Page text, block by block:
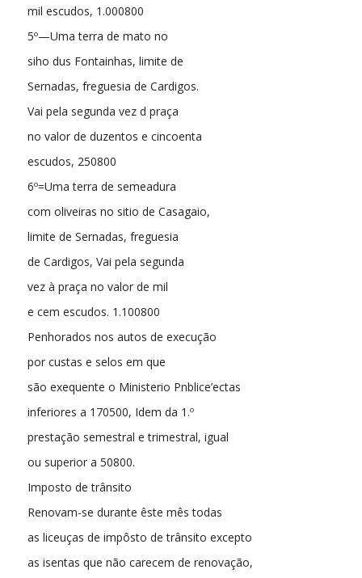
mil escudos, 1.000800
5º—Uma terra de mato no
siho dus Fontainhas, limite de
Sernadas, freguesia de Cardigos.
Vai pela segunda vez d praça
no valor de duzentos e cincoenta
escudos, 250800
6º=Uma terra de semeadura
com oliveiras no sitio de Casagaio,
limite de Sernadas, freguesia
de Cardigos, Vai pela segunda
vez à praça no valor de mil
e cem escudos. 1.100800
Penhorados nos autos de execução
por custas e selos em que
são exequente o Ministerio Pnblice’ectas
inferiores a 170500, Idem da 1.º
prestação semestral e trimestral, igual
ou superior a 50800.
Imposto de trânsito
Renovam-se durante êste mês todas
as liceuças de impôsto de trânsito excepto
as isentas que não carecem de renovação,